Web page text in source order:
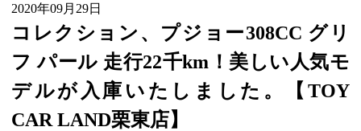
2020年09月29日
コレクション、プジョー308CC グリ
フ パール 走行22千km！美しい人気モ
デルが入庫いたしました。
【TOY
CAR LAND栗東店】